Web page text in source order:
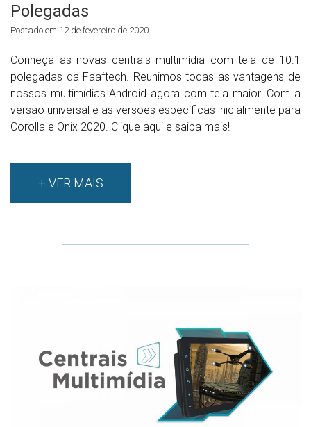
Polegadas
Postado em 12 de fevereiro de 2020
Conheça as novas centrais multimídia com tela de 10.1
polegadas da Faaftech. Reunimos todas as vantagens de
nossos multimídias Android agora com tela maior. Com a
versão universal e as versões específicas inicialmente para
Corolla e Onix 2020. Clique aqui e saiba mais!
+ VER MAIS